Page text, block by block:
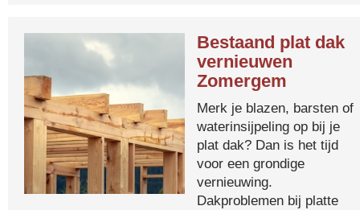
Bestaand plat dak
vernieuwen
Zomergem
Merk je blazen, barsten of
waterinsijpeling op bij je
plat dak? Dan is het tijd
voor een grondige
vernieuwing.
Dakproblemen bij platte